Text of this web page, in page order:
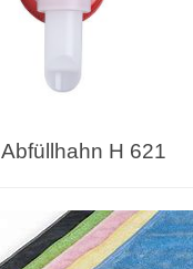
Abfüllhahn H 621